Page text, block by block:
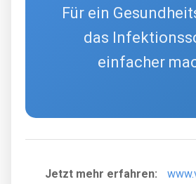
Für ein
das
einfacher
Jetzt mehr erfahren: